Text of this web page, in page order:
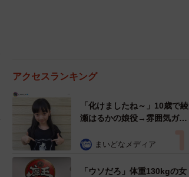
アクセスランキング
「化けましたね～」10歳で綾
瀬はるかの娘役→雰囲気ガラ
雰囲気が」「宝塚に入れそ
まいどなメディア
「ウソだろ」体重130kgの女